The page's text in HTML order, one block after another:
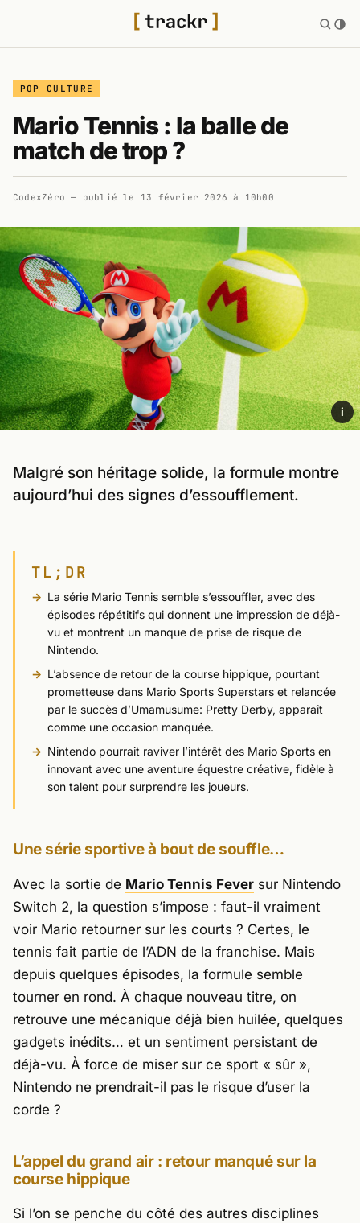
POP CULTURE
Mario Tennis : la balle de
match de trop ?
CodexZéro — publié le 13 février 2026 à 10h00
i
Malgré son héritage solide, la formule montre
aujourd’hui des signes d’essoufflement.
TL;DR
La série Mario Tennis semble s’essouffler, avec des
épisodes répétitifs qui donnent une impression de déjà-
vu et montrent un manque de prise de risque de
Nintendo.
L’absence de retour de la course hippique, pourtant
prometteuse dans Mario Sports Superstars et relancée
par le succès d’Umamusume: Pretty Derby, apparaît
comme une occasion manquée.
Nintendo pourrait raviver l’intérêt des Mario Sports en
innovant avec une aventure équestre créative, fidèle à
son talent pour surprendre les joueurs.
Une série sportive à bout de souffle…
Avec la sortie de Mario Tennis Fever sur Nintendo
Switch 2, la question s’impose : faut-il vraiment
voir Mario retourner sur les courts ? Certes, le
tennis fait partie de l’ADN de la franchise. Mais
depuis quelques épisodes, la formule semble
tourner en rond. À chaque nouveau titre, on
retrouve une mécanique déjà bien huilée, quelques
gadgets inédits… et un sentiment persistant de
déjà-vu. À force de miser sur ce sport « sûr »,
Nintendo ne prendrait-il pas le risque d’user la
corde ?
L’appel du grand air : retour manqué sur la
course hippique
Si l’on se penche du côté des autres disciplines